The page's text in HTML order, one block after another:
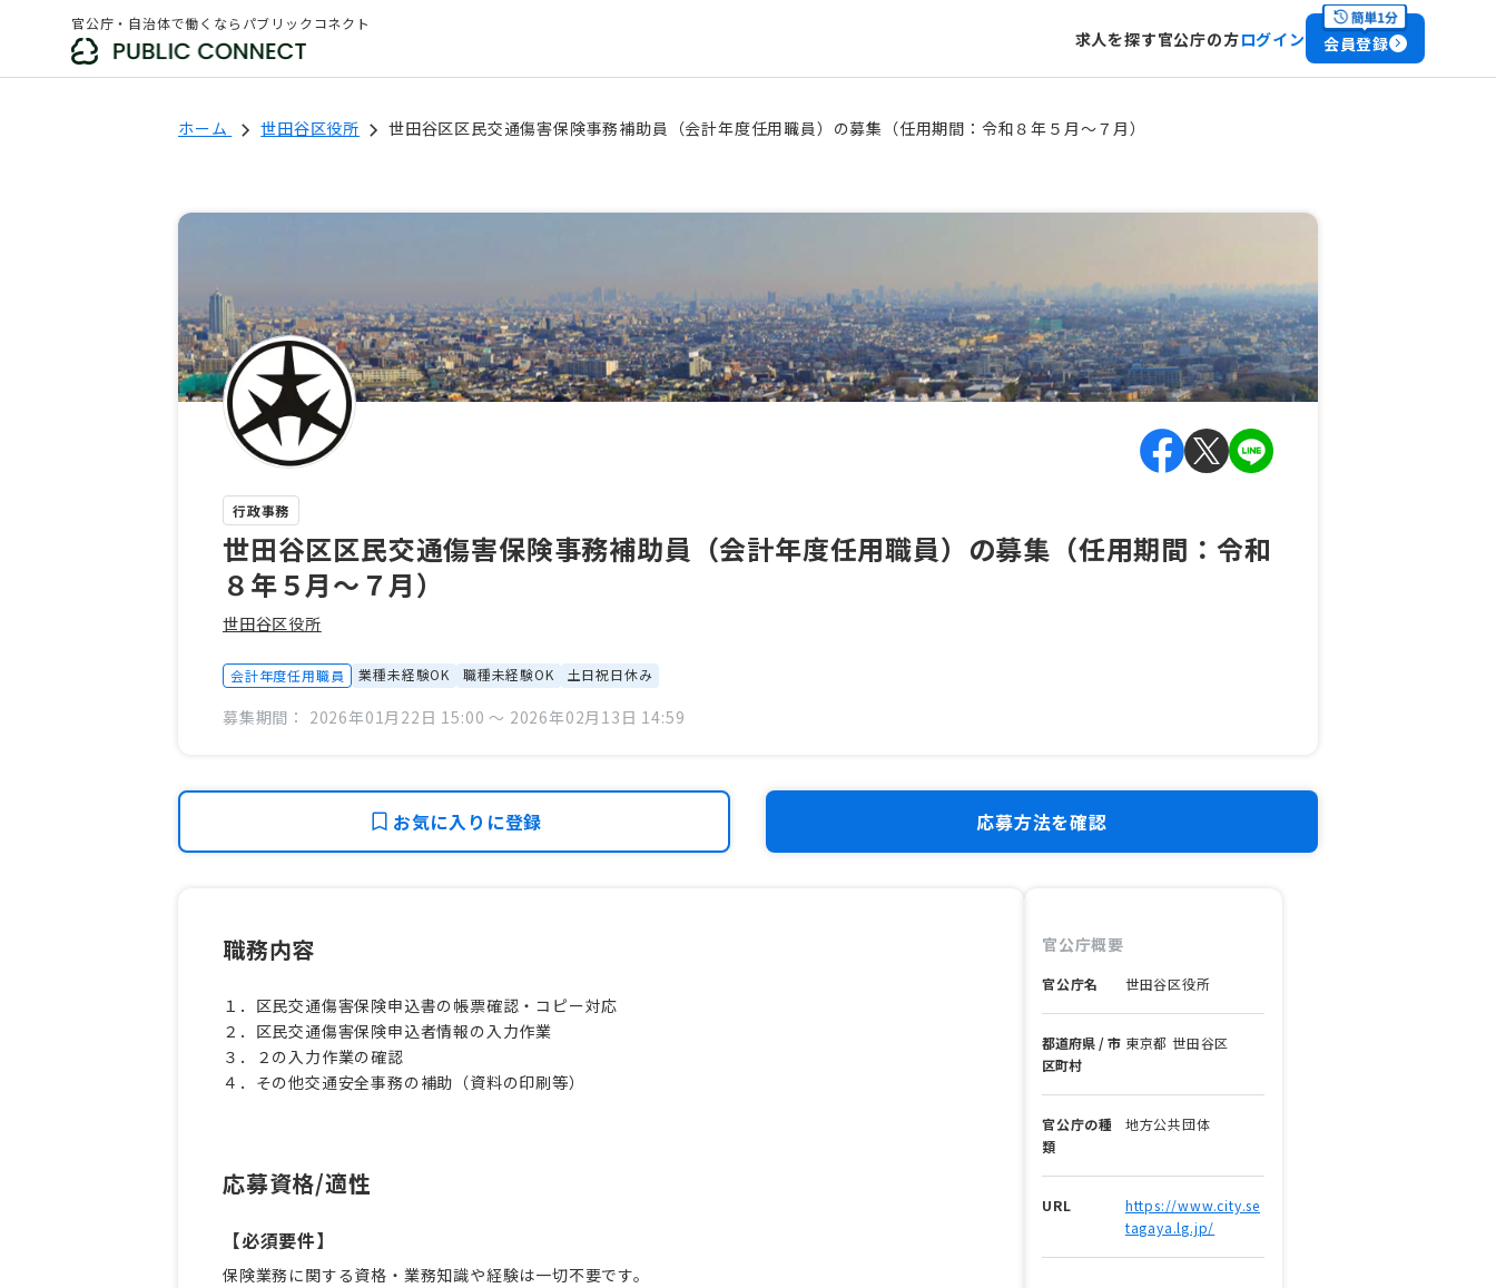
官公庁・自治体で働くならパブリックコネクト
求人を探す官公庁の方ログイン 会員登録
ホーム 世田谷区役所 世田谷区区民交通傷害保険事務補助員（会計年度任用職員）の募集（任用期間：令和８年５月～７月）
行政事務
世田谷区区民交通傷害保険事務補助員（会計年度任用職員）の募集（任用期間：令和
８年５月～７月）
世田谷区役所
会計年度任用職員 業種未経験OK 職種未経験OK 土日祝日休み
募集期間： 2026年01月22日 15:00 〜 2026年02月13日 14:59
応募方法を確認
お気に入りに登録
職務内容
１．区民交通傷害保険申込書の帳票確認・コピー対応
２．区民交通傷害保険申込者情報の入力作業
３．２の入力作業の確認
４．その他交通安全事務の補助（資料の印刷等）
応募資格/適性
【必須要件】
保険業務に関する資格・業務知識や経験は一切不要です。
官公庁概要
官公庁名 世田谷区役所
都道府県 / 市
区町村
東京都 世田谷区
官公庁の種
類
地方公共団体
URL
https://www.city.se
tagaya.lg.jp/